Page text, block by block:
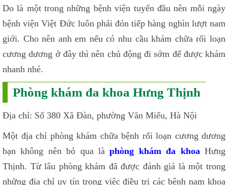
Do là một trong những bệnh viện tuyến đầu nên mỗi ngày
bệnh viện Việt Đức luôn phải đón tiếp hàng nghìn lượt nam
giới. Cho nên anh em nếu có nhu cầu khám chữa rối loạn
cương dương ở đây thì nên chủ động đi sớm để được khám
nhanh nhé.
Phòng khám đa khoa Hưng Thịnh
Địa chỉ: Số 380 Xã Đàn, phường Văn Miếu, Hà Nội
Một địa chỉ phòng khám chữa bệnh rối loạn cương dương
bạn không nên bỏ qua làphòng khám đa khoaHưng
Thịnh. Từ lâu phòng khám đã được đánh giá là một trong
những địa chỉ uy tín trong việc điều trị các bệnh nam khoa